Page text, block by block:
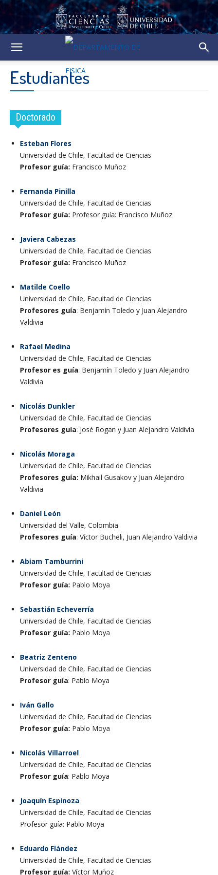
Estudiantes
Doctorado
Esteban Flores
Universidad de Chile, Facultad de Ciencias
Profesor guía: Francisco Muñoz
Fernanda Pinilla
Universidad de Chile, Facultad de Ciencias
Profesor guía: Profesor guía: Francisco Muñoz
Javiera Cabezas
Universidad de Chile, Facultad de Ciencias
Profesor guía: Francisco Muñoz
Matilde Coello
Universidad de Chile, Facultad de Ciencias
Profesores guía: Benjamín Toledo y Juan Alejandro
Valdivia
Rafael Medina
Universidad de Chile, Facultad de Ciencias
Profesor es guía: Benjamín Toledo y Juan Alejandro
Valdivia
Nicolás Dunkler
Universidad de Chile, Facultad de Ciencias
Profesores guía: José Rogan y Juan Alejandro Valdivia
Nicolás Moraga
Universidad de Chile, Facultad de Ciencias
Profesores guía: Mikhail Gusakov y Juan Alejandro
Valdivia
Daniel León
Universidad del Valle, Colombia
Profesores guía: Víctor Bucheli, Juan Alejandro Valdivia
Abiam Tamburrini
Universidad de Chile, Facultad de Ciencias
Profesor guía: Pablo Moya
Sebastián Echeverría
Universidad de Chile, Facultad de Ciencias
Profesor guía: Pablo Moya
Beatriz Zenteno
Universidad de Chile, Facultad de Ciencias
Profesor guía: Pablo Moya
Iván Gallo
Universidad de Chile, Facultad de Ciencias
Profesor guía: Pablo Moya
Nicolás Villarroel
Universidad de Chile, Facultad de Ciencias
Profesor guía: Pablo Moya
Joaquín Espinoza
Universidad de Chile, Facultad de Ciencias
Profesor guía: Pablo Moya
Eduardo Flández
Universidad de Chile, Facultad de Ciencias
Profesor guía: Víctor Muñoz